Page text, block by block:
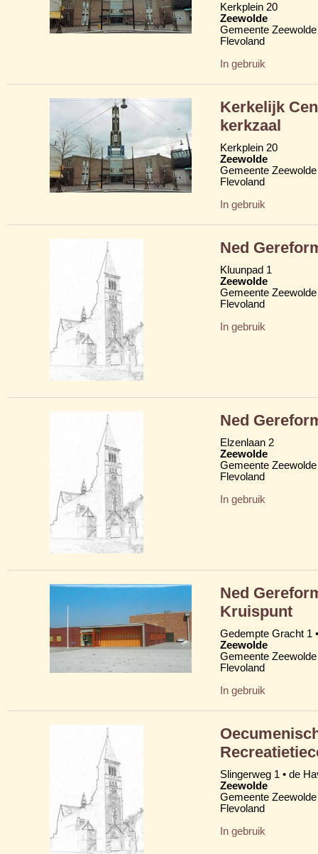
Kerkplein 20
Zeewolde
Gemeente Zeewolde
Flevoland
In gebruik
Kerkelijk
kerkzaal
Kerkplein 20
Zeewolde
Gemeente Zeewolde
Flevoland
In gebruik
Ned
Kluunpad 1
Zeewolde
Gemeente Zeewolde
Flevoland
In gebruik
Ned
Elzenlaan 2
Zeewolde
Gemeente Zeewolde
Flevoland
In gebruik
Ned
Kruispunt
Gedempte Gracht 1
Zeewolde
Gemeente Zeewolde
Flevoland
In gebruik
Slingerweg 1 • de
Zeewolde
Gemeente Zeewolde
Flevoland
In gebruik